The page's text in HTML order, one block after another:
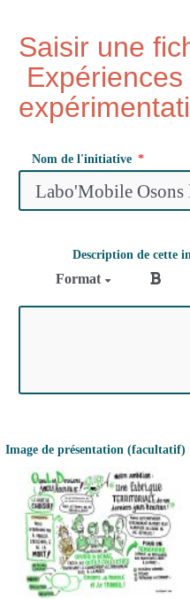
Saisir une
Expériences
Nom de l'initiative
Description de cette
Format
Image de présentation (facultatif)